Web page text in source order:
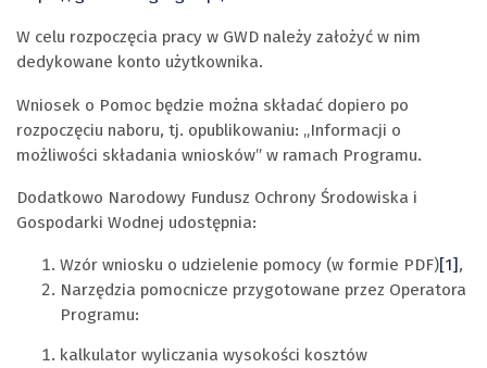
W celu rozpoczęcia pracy w GWD należy założyć w nim
dedykowane konto użytkownika.
Wniosek o Pomoc będzie można składać dopiero po
rozpoczęciu naboru, tj. opublikowaniu: „Informacji o
możliwości składania wniosków” w ramach Programu.
Dodatkowo Narodowy Fundusz Ochrony Środowiska i
Gospodarki Wodnej udostępnia:
Wzór wniosku o udzielenie pomocy (w formie PDF)[1] ,
Narzędzia pomocnicze przygotowane przez Operatora
Programu:
kalkulator wyliczania wysokości kosztów